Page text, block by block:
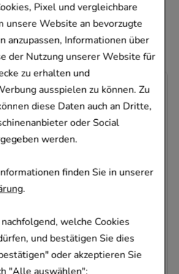
Pixel und vergleichbare
unsere Website an bevorzugte
anzupassen, Informationen über
der Nutzung unserer Website für
zu erhalten und
ausspielen zu können. Zu
diese Daten auch an Dritte,
oder Social
werden.
finden Sie in unserer
.
welche Cookies
und bestätigen Sie dies
oder akzeptieren Sie
entschieden
LIFTACTIV Augen Creme
VICHY
15ml Creme
09520965